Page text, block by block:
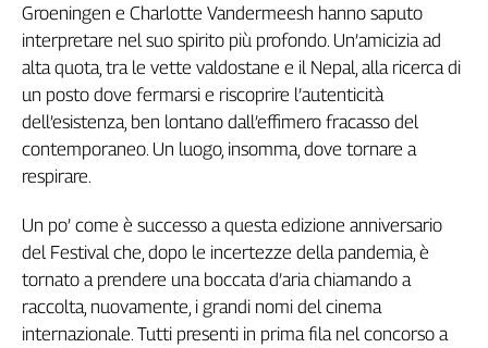
Collettiva
Play
Rubriche
Collettiva
Talk
settimana
Girasoli
Il
Sassolino
Linea
Economica
Groeningen e Charlotte Vandermeesh hanno saputo
interpretare nel suo spirito più profondo. Un’amicizia ad
alta quota, tra le vette valdostane e il Nepal, alla ricerca di
un posto dove fermarsi e riscoprire l’autenticità
dell’esistenza, ben lontano dall’effimero fracasso del
contemporaneo. Un luogo, insomma, dove tornare a
respirare.
Un po’ come è successo a questa edizione anniversario
del Festival che, dopo le incertezze della pandemia, è
tornato a prendere una boccata d’aria chiamando a
raccolta, nuovamente, i grandi nomi del cinema
internazionale. Tutti presenti in prima fila nel concorso a